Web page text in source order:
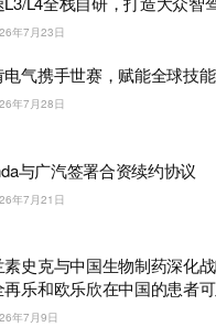
年7月23日
电气携手世赛，赋能全球技
年7月28日
与广汽签署合资续约协议
年7月21日
素史克与中国生物制药深化
再乐和欧乐欣在中国的患者
年7月9日